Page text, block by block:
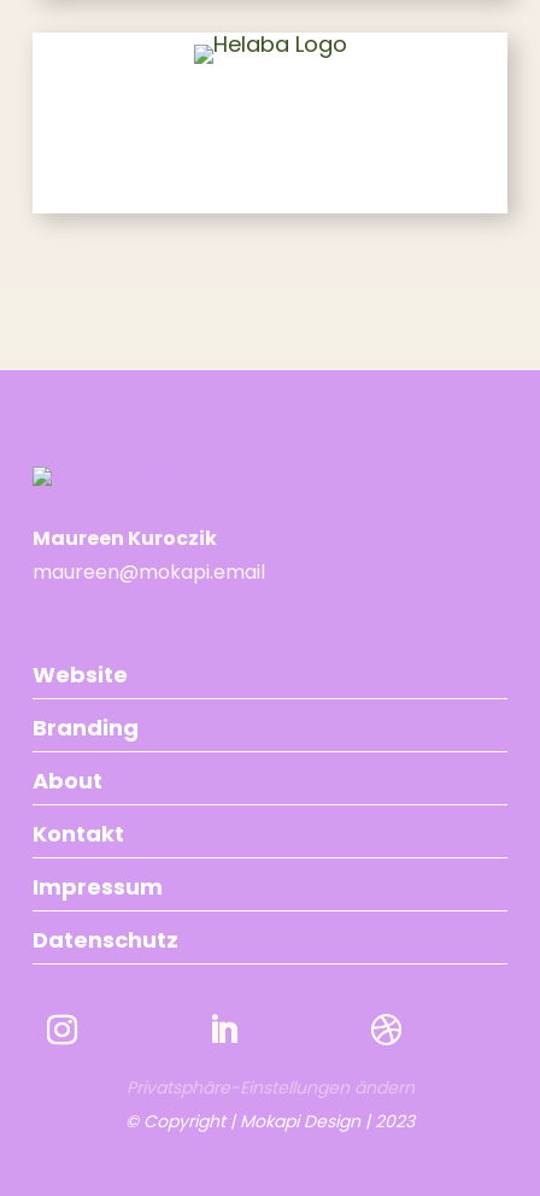
Maureen Kuroczik
maureen@mokapi.email
Website
Branding
About
Kontakt
Impressum
Datenschutz
Privatsphäre-Einstellungen ändern
© Copyright |Mokapi Design | 2023